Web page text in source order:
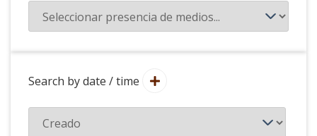
Search by date / time